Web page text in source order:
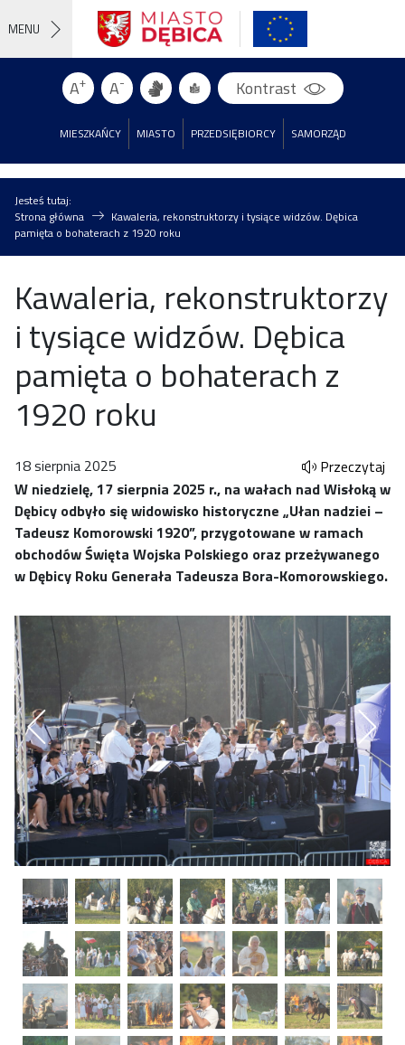
MENU
MIESZKAŃCY MIASTO PRZEDSIĘBIORCY SAMORZĄD
A+ A- Kontrast
Jesteś tutaj:
Strona główna
Kawaleria, rekonstruktorzy i tysiące widzów. Dębica
pamięta o bohaterach z 1920 roku
Kawaleria, rekonstruktorzy
i tysiące widzów. Dębica
pamięta o bohaterach z
1920 roku
18 sierpnia 2025
Przeczytaj
W niedzielę, 17 sierpnia 2025 r., na wałach nad Wisłoką w
Dębicy odbyło się widowisko historyczne „Ułan nadziei –
Tadeusz Komorowski 1920”, przygotowane w ramach
obchodów Święta Wojska Polskiego oraz przeżywanego
w Dębicy Roku Generała Tadeusza Bora-Komorowskiego.